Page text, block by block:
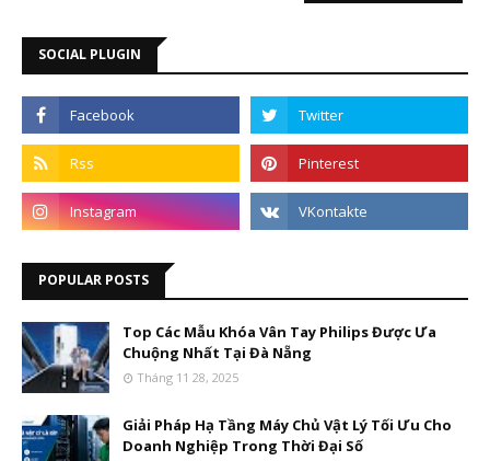
SOCIAL PLUGIN
POPULAR POSTS
Top Các Mẫu Khóa Vân Tay Philips Được Ưa
Chuộng Nhất Tại Đà Nẵng
Tháng 11 28, 2025
Giải Pháp Hạ Tầng Máy Chủ Vật Lý Tối Ưu Cho
Doanh Nghiệp Trong Thời Đại Số